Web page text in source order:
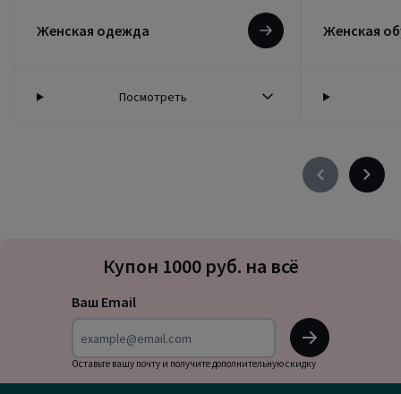
Женская одежда
Посмотреть
Женская
Précédent
Подписка
на
Купон 1000 руб. на всё
Ваш Email
OK
Оставьте вашу почту и получите дополнительную скидку